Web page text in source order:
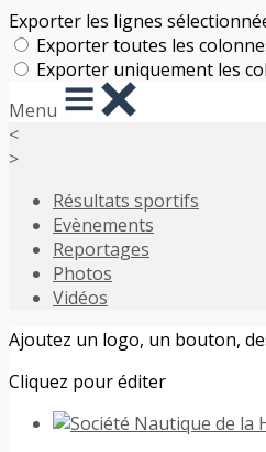
Exporter les lignes
Exporter toutes les
Exporter uniquement les
Menu
<
>
Résultats sportifs
Evènements
Reportages
Photos
Vidéos
Ajoutez un logo, un bouton,
Cliquez pour éditer